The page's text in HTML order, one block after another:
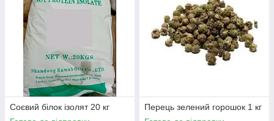
Соєвий білок ізолят 20 кг
Перець зелений горошок 1 кг